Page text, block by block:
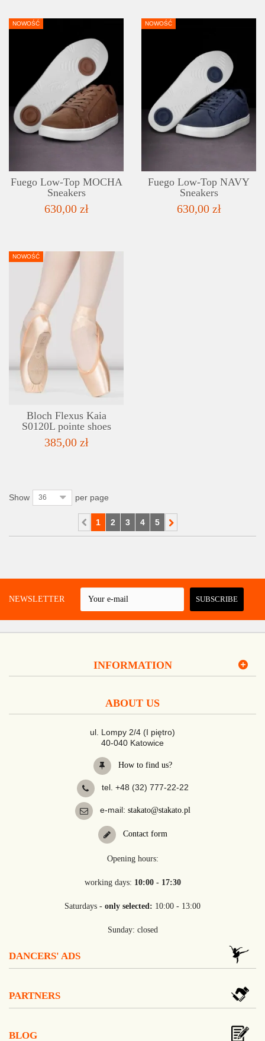
NOWOŚĆ
ADD TO WISHLIST
DETAILS
Fuego Low-Top MOCHA
Sneakers
630,00 zł
NOWOŚĆ
Fuego Low-Top NAVY
Sneakers
630,00 zł
NOWOŚĆ
Bloch Flexus Kaia
S0120L pointe shoes
385,00 zł
Show 36 per page
1 2 3 4 5
A NEWSLETTER SUBSCRIBE
INFORMATION
ABOUT US
ul. Lompy 2/4 (I piętro)
40-040 Katowice
How to find us?
tel. +48 (32) 777-22-22
e-mail: stakato@stakato.pl
Contact form
Opening hours:
working days: 10:00 - 17:30
Saturdays - only selected: 10:00 - 13:00
Sunday: closed
DANCERS' ADS
PARTNERS
BLOG